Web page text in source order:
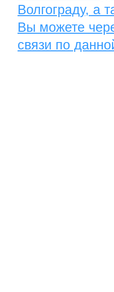
Волгограду, а
Вы можете
связи по